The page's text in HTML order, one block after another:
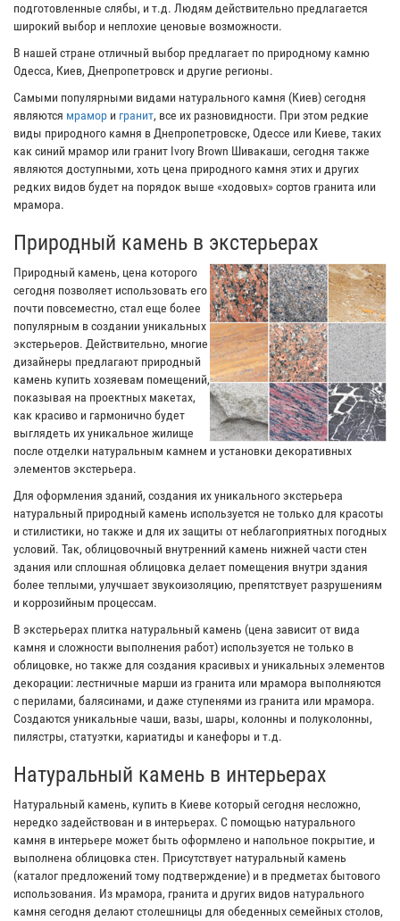
подготовленные слябы, и т.д. Людям действительно предлагается
широкий выбор и неплохие ценовые возможности.
В нашей стране отличный выбор предлагает по природному камню
Одесса, Киев, Днепропетровск и другие регионы.
Самыми популярными видами натурального камня (Киев) сегодня
являются мрамор и гранит, все их разновидности. При этом редкие
виды природного камня в Днепропетровске, Одессе или Киеве, таких
как синий мрамор или гранит Ivory Brown Шивакаши, сегодня также
являются доступными, хоть цена природного камня этих и других
редких видов будет на порядок выше «ходовых» сортов гранита или
мрамора.
Природный камень в экстерьерах
Природный камень, цена которого
сегодня позволяет использовать его
почти повсеместно, стал еще более
популярным в создании уникальных
экстерьеров. Действительно, многие
дизайнеры предлагают природный
камень купить хозяевам помещений,
показывая на проектных макетах,
как красиво и гармонично будет
выглядеть их уникальное жилище
после отделки натуральным камнем и установки декоративных
элементов экстерьера.
Для оформления зданий, создания их уникального экстерьера
натуральный природный камень используется не только для красоты
и стилистики, но также и для их защиты от неблагоприятных погодных
условий. Так, облицовочный внутренний камень нижней части стен
здания или сплошная облицовка делает помещения внутри здания
более теплыми, улучшает звукоизоляцию, препятствует разрушениям
и коррозийным процессам.
В экстерьерах плитка натуральный камень (цена зависит от вида
камня и сложности выполнения работ) используется не только в
облицовке, но также для создания красивых и уникальных элементов
декорации: лестничные марши из гранита или мрамора выполняются
с перилами, балясинами, и даже ступенями из гранита или мрамора.
Создаются уникальные чаши, вазы, шары, колонны и полуколонны,
пилястры, статуэтки, кариатиды и канефоры и т.д.
Натуральный камень в интерьерах
Натуральный камень, купить в Киеве который сегодня несложно,
нередко задействован и в интерьерах. С помощью натурального
камня в интерьере может быть оформлено и напольное покрытие, и
выполнена облицовка стен. Присутствует натуральный камень
(каталог предложений тому подтверждение) и в предметах бытового
использования. Из мрамора, гранита и других видов натурального
камня сегодня делают столешницы для обеденных семейных столов,